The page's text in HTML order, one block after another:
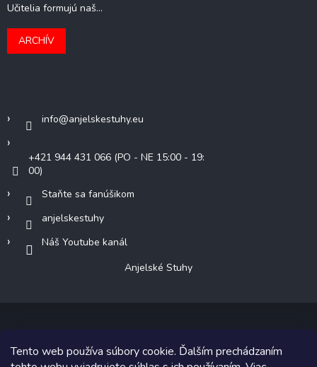
Tento web používa súbory cookie. Ďalším prechádzaním
Učitelia formujú naš...
ARCHÍV
info@anjelskestuhy.eu
+421 944 431 066 (PO - NE 15:00 - 19:
00)
Staňte sa fanúšikom
anjelskestuhy
Náš Youtube kanál
Anjelské Stuhy
Copyright 2026Anjelské Stuhy. Všetky práva vyhradené.